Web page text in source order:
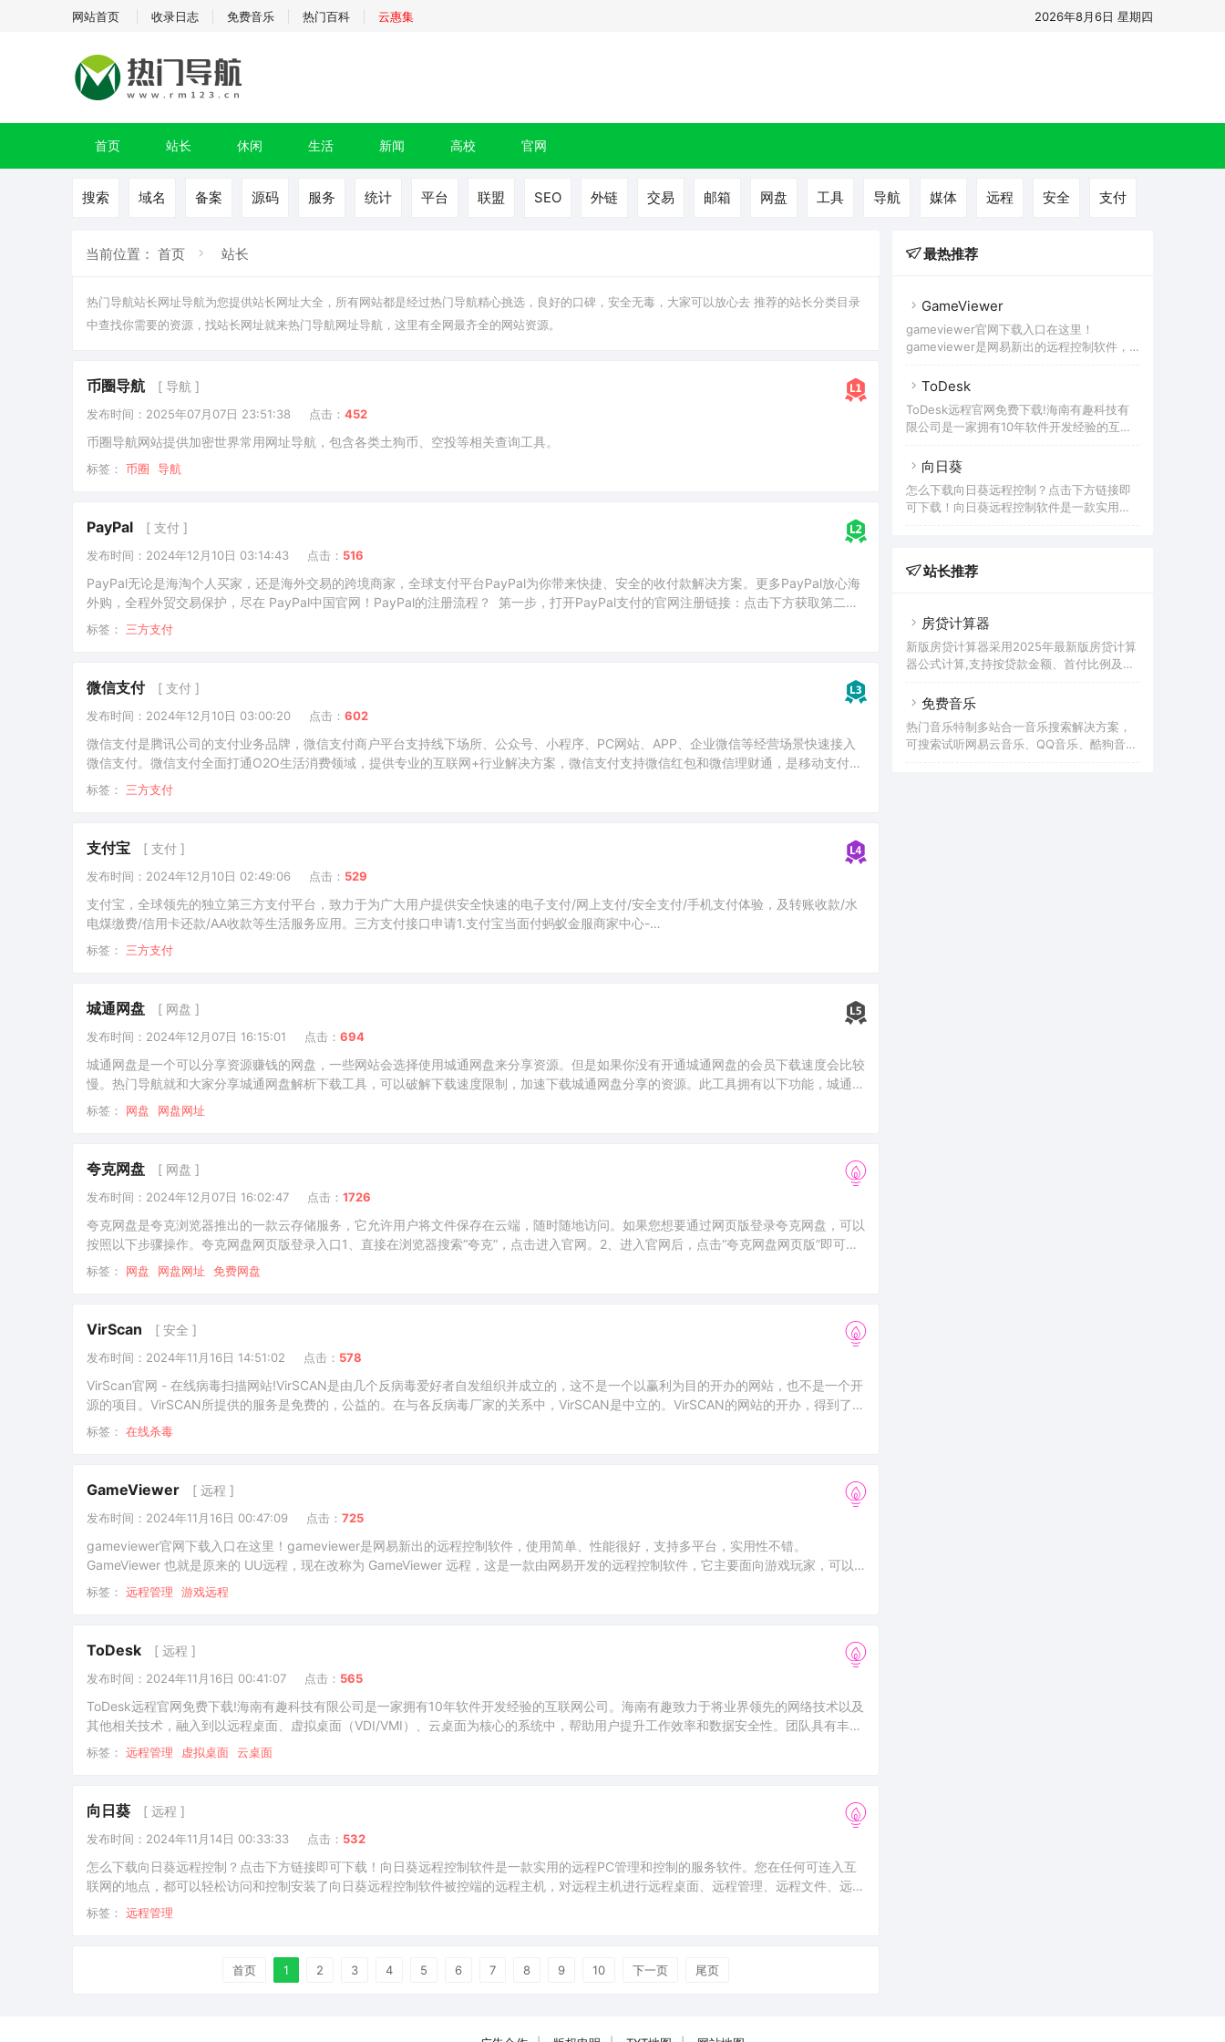
网站首页 收录日志 免费音乐 热门百科 云惠集 2026年8月6日 星期四
首页 站长 休闲 生活 新闻 高校 官网
搜索 域名 备案 源码 服务 统计 平台 联盟 SEO 外链 交易 邮箱 网盘 工具 导航 媒体 远程 安全 支付
当前位置： 首页 站长
热门导航站长网址导航为您提供站长网址大全，所有网站都是经过热门导航精心挑选，良好的口碑，安全无毒，大家可以放心去 推荐的站长分类目录
中查找你需要的资源，找站长网址就来热门导航网址导航，这里有全网最齐全的网站资源。
币圈导航 [ 导航 ]
发布时间：2025年07月07日 23:51:38 点击： 452
币圈导航网站提供加密世界常用网址导航，包含各类土狗币、空投等相关查询工具。
标签： 币圈 导航
PayPal [ 支付 ]
发布时间：2024年12月10日 03:14:43 点击： 516
PayPal无论是海淘个人买家，还是海外交易的跨境商家，全球支付平台PayPal为你带来快捷、安全的收付款解决方案。更多PayPal放心海
外购，全程外贸交易保护，尽在 PayPal中国官网！PayPal的注册流程？ 第一步，打开PayPal支付的官网注册链接：点击下方获取第二
步，选择账户类型，卖家选择商家账户(商家账户里分个人，公司)。 第三步，填写你的注册邮箱。邮箱为以后的PayPal支付帐号，建议使
用企业邮箱或者国际性邮箱(hotmail/gmai
标签： 三方支付
微信支付 [ 支付 ]
发布时间：2024年12月10日 03:00:20 点击： 602
微信支付是腾讯公司的支付业务品牌，微信支付商户平台支持线下场所、公众号、小程序、PC网站、APP、企业微信等经营场景快速接入
微信支付。微信支付全面打通O2O生活消费领域，提供专业的互联网+行业解决方案，微信支付支持微信红包和微信理财通，是移动支付的
首选。三方支付接口申请1.提交资料在线提交营业执照（个体、企业）、身份证、银行账户等基本信息，并按指引完成账户验证2.签署协议
微信支付团队会在1-2个工作日内完成审核，审核通过后请在线签约，即可体验各项产品能力3.绑定场景如需自行开发完成收款，需将商户
标签： 三方支付
支付宝 [ 支付 ]
发布时间：2024年12月10日 02:49:06 点击： 529
支付宝，全球领先的独立第三方支付平台，致力于为广大用户提供安全快速的电子支付/网上支付/安全支付/手机支付体验，及转账收款/水
电煤缴费/信用卡还款/AA收款等生活服务应用。三方支付接口申请1.支付宝当面付蚂蚁金服商家中心-
https://mrchportalweb.alipay.com/user/ihome.htm蚂蚁金服开放平台－https://openhome.alipay.com/在网页&移动应用－概览-当面付
此接口一般都是个人支付宝账户－提交个体营业执照申请使用；个人用户推荐&n
标签： 三方支付
城通网盘 [ 网盘 ]
发布时间：2024年12月07日 16:15:01 点击： 694
城通网盘是一个可以分享资源赚钱的网盘，一些网站会选择使用城通网盘来分享资源。但是如果你没有开通城通网盘的会员下载速度会比较
慢。热门导航就和大家分享城通网盘解析下载工具，可以破解下载速度限制，加速下载城通网盘分享的资源。此工具拥有以下功能，城通网
盘下载地址在线解析，城通网盘下载限制破解是一个非常好用的城通网盘下载地址提取工具，城通网盘下载地址在线解析网页版。城通网盘
不限速下载工具新：https://ctfile.qinlili.bid/button城通网盘不限速下载工具旧：https://ctfi
标签： 网盘 网盘网址
夸克网盘 [ 网盘 ]
发布时间：2024年12月07日 16:02:47 点击： 1726
夸克网盘是夸克浏览器推出的一款云存储服务，它允许用户将文件保存在云端，随时随地访问。如果您想要通过网页版登录夸克网盘，可以
按照以下步骤操作。夸克网盘网页版登录入口1、直接在浏览器搜索“夸克”，点击进入官网。2、进入官网后，点击“夸克网盘网页版”即可。
3、也可以通过链接直接进入。【夸克网盘网页版：点击下方进入】以上是一些关于夸克网盘网页版登录入口的阐述，大家可以关注本站了
解更多信息。
标签： 网盘 网盘网址 免费网盘
VirScan [ 安全 ]
发布时间：2024年11月16日 14:51:02 点击： 578
VirScan官网 - 在线病毒扫描网站!VirSCAN是由几个反病毒爱好者自发组织并成立的，这不是一个以赢利为目的开办的网站，也不是一个开
源的项目。VirSCAN所提供的服务是免费的，公益的。在与各反病毒厂家的关系中，VirSCAN是中立的。VirSCAN的网站的开办，得到了广
大反病毒爱好者的支持和帮助，也得到了很多反病毒厂家的友好的支持。VirScan是一个多引擎文件检测平台，也是国内最早做文件在线检
测的平台之一。目前VirScan已集成48款国际知名的扫描引擎，为广大用户提供轻、强、准、快
标签： 在线杀毒
GameViewer [ 远程 ]
发布时间：2024年11月16日 00:47:09 点击： 725
gameviewer官网下载入口在这里！gameviewer是网易新出的远程控制软件，使用简单、性能很好，支持多平台，实用性不错。
GameViewer 也就是原来的 UU远程，现在改称为 GameViewer 远程，这是一款由网易开发的远程控制软件，它主要面向游戏玩家，可以
通过手机或者另一台电脑，远程操作需要被控制的电脑，可以满足了诸如远程控制电脑、远程玩游戏这样的需求。1.多设备支持：
GameViewer 支持 iOS、Android、Windows 和 macOS 等操作系统，我们可以在不同
标签： 远程管理 游戏远程
ToDesk [ 远程 ]
发布时间：2024年11月16日 00:41:07 点击： 565
ToDesk远程官网免费下载!海南有趣科技有限公司是一家拥有10年软件开发经验的互联网公司。海南有趣致力于将业界领先的网络技术以及
其他相关技术，融入到以远程桌面、虚拟桌面（VDI/VMI）、云桌面为核心的系统中，帮助用户提升工作效率和数据安全性。团队具有丰富
的互联网研发和运营经验，目前团队约200人，大部分来自于业界知名公司，如阿里巴巴、Intel、华为、BIGO等；ToDesk作为一款安全免
费不限速的远程控制软件，通过领先的网络技术搭建并运营自己的网络系统，拥有覆盖全球的多节点、多业务，毫秒级
标签： 远程管理 虚拟桌面 云桌面
向日葵 [ 远程 ]
发布时间：2024年11月14日 00:33:33 点击： 532
怎么下载向日葵远程控制？点击下方链接即可下载！向日葵远程控制软件是一款实用的远程PC管理和控制的服务软件。您在任何可连入互
联网的地点，都可以轻松访问和控制安装了向日葵远程控制软件被控端的远程主机，对远程主机进行远程桌面、远程管理、远程文件、远程
摄像头、远程重启关机等操作。向日葵远程控制是一款阳光的远程控制及远程桌面产品，获得微软认证，界面友好，简单易用，安全放心，
体积小巧，易快速安装使用。配合向日葵开机棒，还可支持数百台主机的远程开机，实现远程开机与控制一体化。
标签： 远程管理
首页 1 2 3 4 5 6 7 8 9 10 下一页 尾页
最热推荐
GameViewer
gameviewer官网下载入口在这里！
gameviewer是网易新出的远程控制软件，
不错。GameViewer 也就是原来的 UU远
款由网易开发的远程控制软件，它主要面向
游戏玩家，可以通过手机或者另一台电脑，
如远程控制电脑、远程玩游戏这样的需求。1.
多设备支持：GameViewer 支持 iOS、
Android、Windows 和 macOS 等操作系
ToDesk
ToDesk远程官网免费下载!海南有趣科技有
限公司是一家拥有10年软件开发经验的互联
技术以及其他相关技术，融入到以远程桌
面、虚拟桌面（VDI/VMI）、云桌面为核心
的系统中，帮助用户提升工作效率和数据安
全性。团队具有丰富的互联网研发和运营经
等；ToDesk作为一款安全免费不限速的远程
控制软件，通过领先的网络技术搭建并运营
多业务，毫秒级
向日葵
怎么下载向日葵远程控制？点击下方链接即
可下载！向日葵远程控制软件是一款实用的
机，对远程主机进行远程桌面、远程管理、
及远程桌面产品，获得微软认证，界面友
好，简单易用，安全放心，体积小巧，易快
速安装使用。配合向日葵开机棒，还可支持
制一体化。
站长推荐
房贷计算器
新版房贷计算器采用2025年最新版房贷计算
器公式计算,支持按贷款金额、首付比例及按
能房贷计算器,同时支持商业贷款计算器及公
率、首付、月供明细等提供计算参考。
免费音乐
热门音乐特制多站合一音乐搜索解决方案，
可搜索试听网易云音乐、QQ音乐、酷狗音